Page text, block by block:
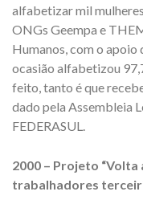
alfabetizar mil
ONGs Geempa e
Humanos, com o apoio
ocasião alfabetizou
feito, tanto é que
dado pela Assembleia
FEDERASUL.
2000 – Projeto
trabalhadores